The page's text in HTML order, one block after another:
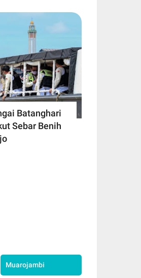
Batanghari
Sebar Benih
Muarojambi